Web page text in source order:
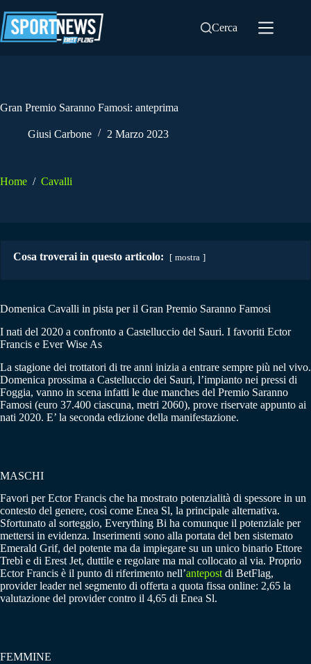
al
contenuto
Cerca
Gran Premio Saranno Famosi: anteprima
Giusi Carbone 2 Marzo 2023
Home / Cavalli
Cosa troverai in questo articolo: mostra
Domenica Cavalli in pista per il Gran Premio Saranno Famosi
I nati del 2020 a confronto a Castelluccio del Sauri. I favoriti Ector
Francis e Ever Wise As
La stagione dei trottatori di tre anni inizia a entrare sempre più nel vivo.
Domenica prossima a Castelluccio dei Sauri, l’impianto nei pressi di
Foggia, vanno in scena infatti le due manches del Premio Saranno
Famosi (euro 37.400 ciascuna, metri 2060), prove riservate appunto ai
nati 2020. E’ la seconda edizione della manifestazione.
MASCHI
Favori per Ector Francis che ha mostrato potenzialità di spessore in un
contesto del genere, così come Enea Sl, la principale alternativa.
Sfortunato al sorteggio, Everything Bi ha comunque il potenziale per
mettersi in evidenza. Inserimenti sono alla portata del ben sistemato
Emerald Grif, del potente ma da impiegare su un unico binario Ettore
Trebì e di Erest Jet, duttile e regolare ma mal collocato al via. Proprio
Ector Francis è il punto di riferimento nell’antepost di BetFlag,
provider leader nel segmento di offerta a quota fissa online: 2,65 la
valutazione del provider contro il 4,65 di Enea Sl.
FEMMINE